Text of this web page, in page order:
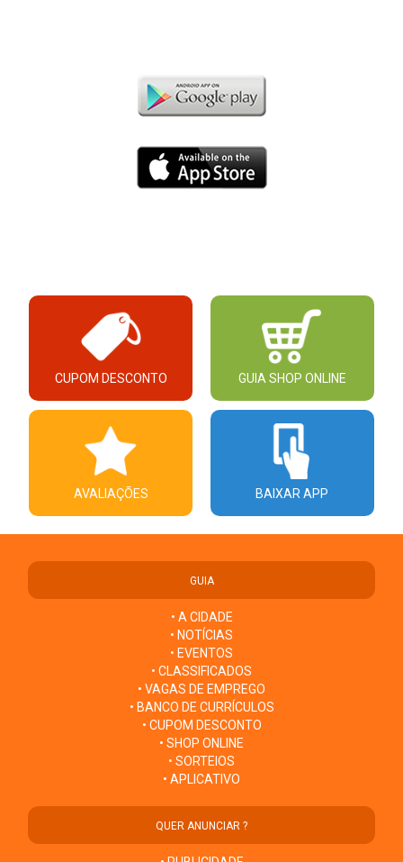
CUPOM DESCONTO GUIA SHOP ONLINE
AVALIAÇÕES BAIXAR APP
GUIA
• A CIDADE
• NOTÍCIAS
• EVENTOS
• CLASSIFICADOS
• VAGAS DE EMPREGO
• BANCO DE CURRÍCULOS
• CUPOM DESCONTO
• SHOP ONLINE
• SORTEIOS
• APLICATIVO
QUER ANUNCIAR ?